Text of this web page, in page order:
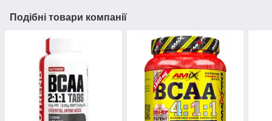
Подібні товари компанії